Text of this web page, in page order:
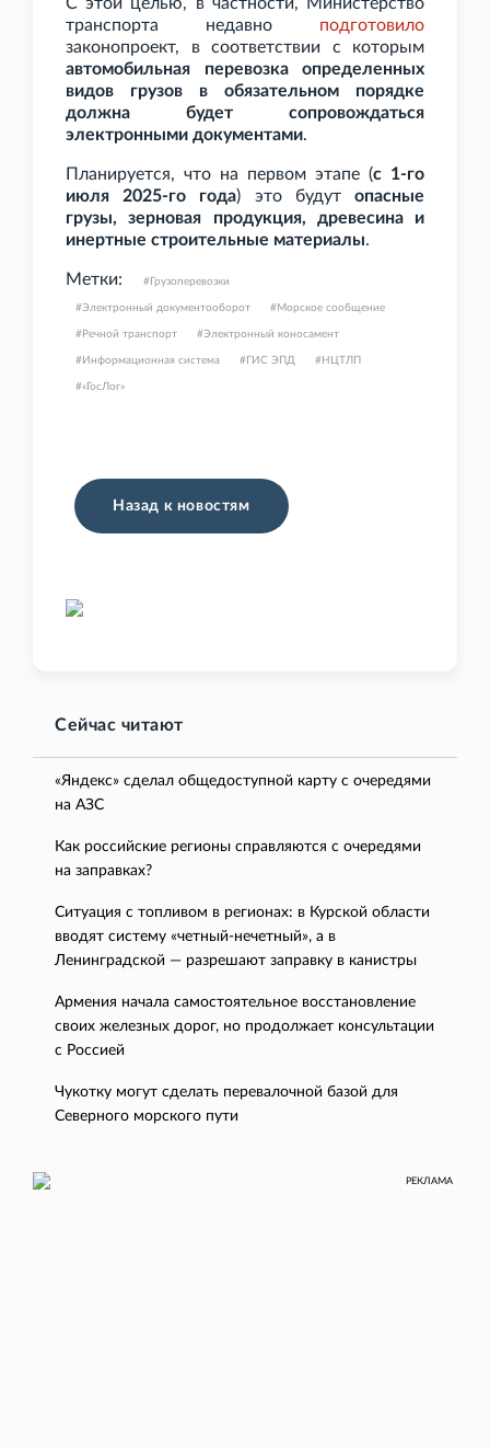
транспорта недавно подготовило
законопроект, в соответствии с которым
автомобильная перевозка определенных
видов грузов в обязательном порядке
должна будет сопровождаться
электронными документами.
Планируется, что на первом этапе (с 1-го
июля 2025-го года) это будутопасные
грузы, зерновая продукция, древесина и
инертные строительные материалы.
Метки: Грузоперевозки
Электронный документооборот Морское сообщение
Речной транспорт Электронный коносамент
Информационная система ГИС ЭПД НЦТЛП
«ГосЛог»
Назад к новостям
Сейчас читают
«Яндекс» сделал общедоступной карту с очередями
на АЗС
Как российские регионы справляются с очередями
на заправках?
Ситуация с топливом в регионах: в Курской области
вводят систему «четный-нечетный», а в
Ленинградской — разрешают заправку в канистры
Армения начала самостоятельное восстановление
своих железных дорог, но продолжает консультации
с Россией
Чукотку могут сделать перевалочной базой для
Северного морского пути
РЕКЛАМА